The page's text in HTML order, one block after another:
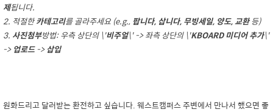
제됩니다.
2. 적절한카테고리를 골라주세요 (e.g., 팝니다, 삽니다, 무빙세일, 양도, 교환등)
3. 사진첨부방법: 우측 상단의 \'비주얼\' -> 좌측 상단의 \'KBOARD 미디어 추가\'
->업로드->삽입
원화드리고 달러받는 환전하고 싶습니다. 웨스트캠퍼스 주변에서 만나서 했으면 좋